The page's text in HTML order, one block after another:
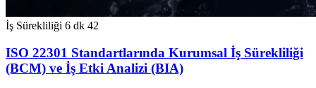
İş Sürekliliği 6 dk 42
ISO 22301 Standartlarında Kurumsal İş Sürekliliği
(BCM) ve İş Etki Analizi (BIA)